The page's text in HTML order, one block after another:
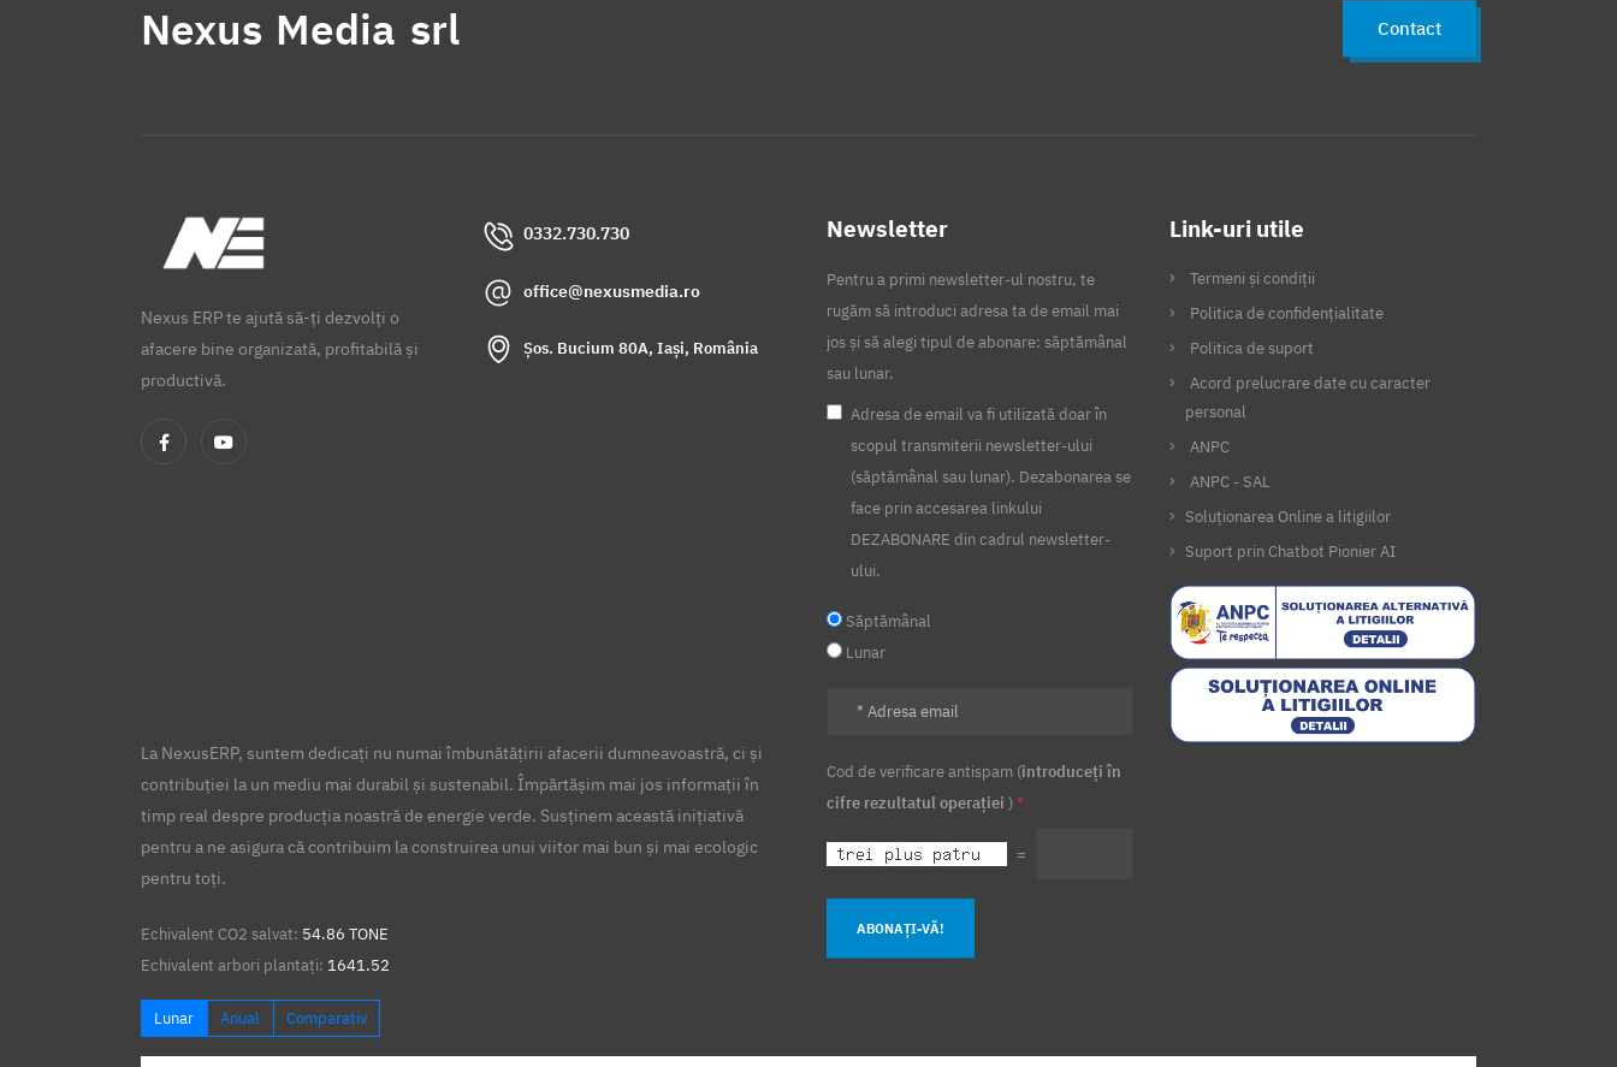
Nexus Media srl Contact
Nexus ERP te ajută să-ți dezvolți o
afacere bine organizată, profitabilă și
productivă.
0332.730.730
office@nexusmedia.ro
Șos. Bucium 80A, Iași, România
Newsletter
Pentru a primi newsletter-ul nostru, te
rugăm să introduci adresa ta de email mai
jos și să alegi tipul de abonare: săptămânal
sau lunar.
Adresa de email va fi utilizată doar în
scopul transmiterii newsletter-ului
(săptămânal sau lunar). Dezabonarea se
face prin accesarea linkului
DEZABONARE din cadrul newsletter-
ului.
Săptămânal
Lunar
Cod de verificare antispam (introduceți în
cifre rezultatul operației ) *
=
ABONAȚI-VĂ!
Link-uri utile
Termeni și condiții
Politica de confidențialitate
Politica de suport
Acord prelucrare date cu caracter
personal
ANPC
ANPC - SAL
Soluționarea Online a litigiilor
Suport prin Chatbot Pionier AI
La NexusERP, suntem dedicați nu numai îmbunătățirii afacerii dumneavoastră, ci și
contribuției la un mediu mai durabil și sustenabil. Împărtășim mai jos informații în
timp real despre producția noastră de energie verde. Susținem această inițiativă
pentru a ne asigura că contribuim la construirea unui viitor mai bun și mai ecologic
pentru toți.
Echivalent CO2 salvat: 54.86 TONE
Echivalent arbori plantați: 1641.52
Lunar Anual Comparativ